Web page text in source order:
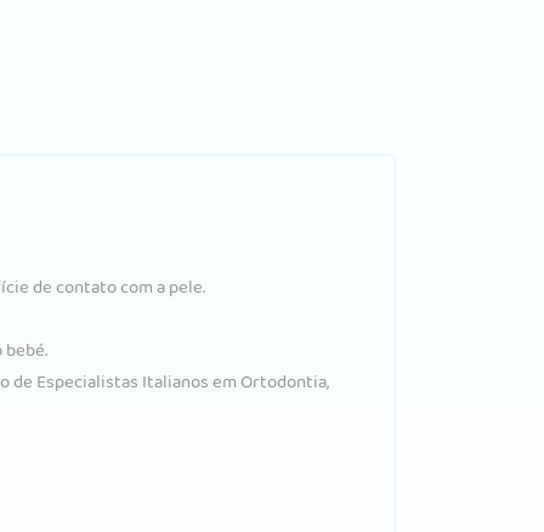
de contato com a pele.
de Especialistas Italianos em Ortodontia,